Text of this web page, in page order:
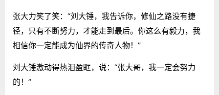
张大力笑了笑：“刘大锤，我告诉你，修仙之路没有捷
径，只有不断努力，才能走到最后。你这么有毅力，我
相信你一定能成为仙界的传奇人物！”
刘大锤激动得热泪盈眶，说：“张大哥，我一定会努力
的！”